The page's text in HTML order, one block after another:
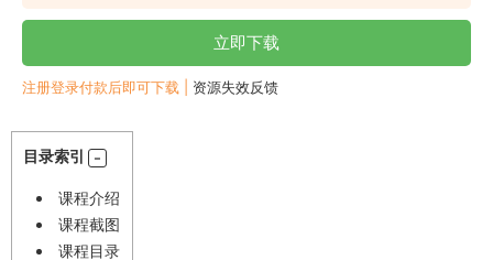
立即下载
注册登录付款后即可下载 | 资源失效反馈
目录索引
课程介绍
课程截图
课程目录